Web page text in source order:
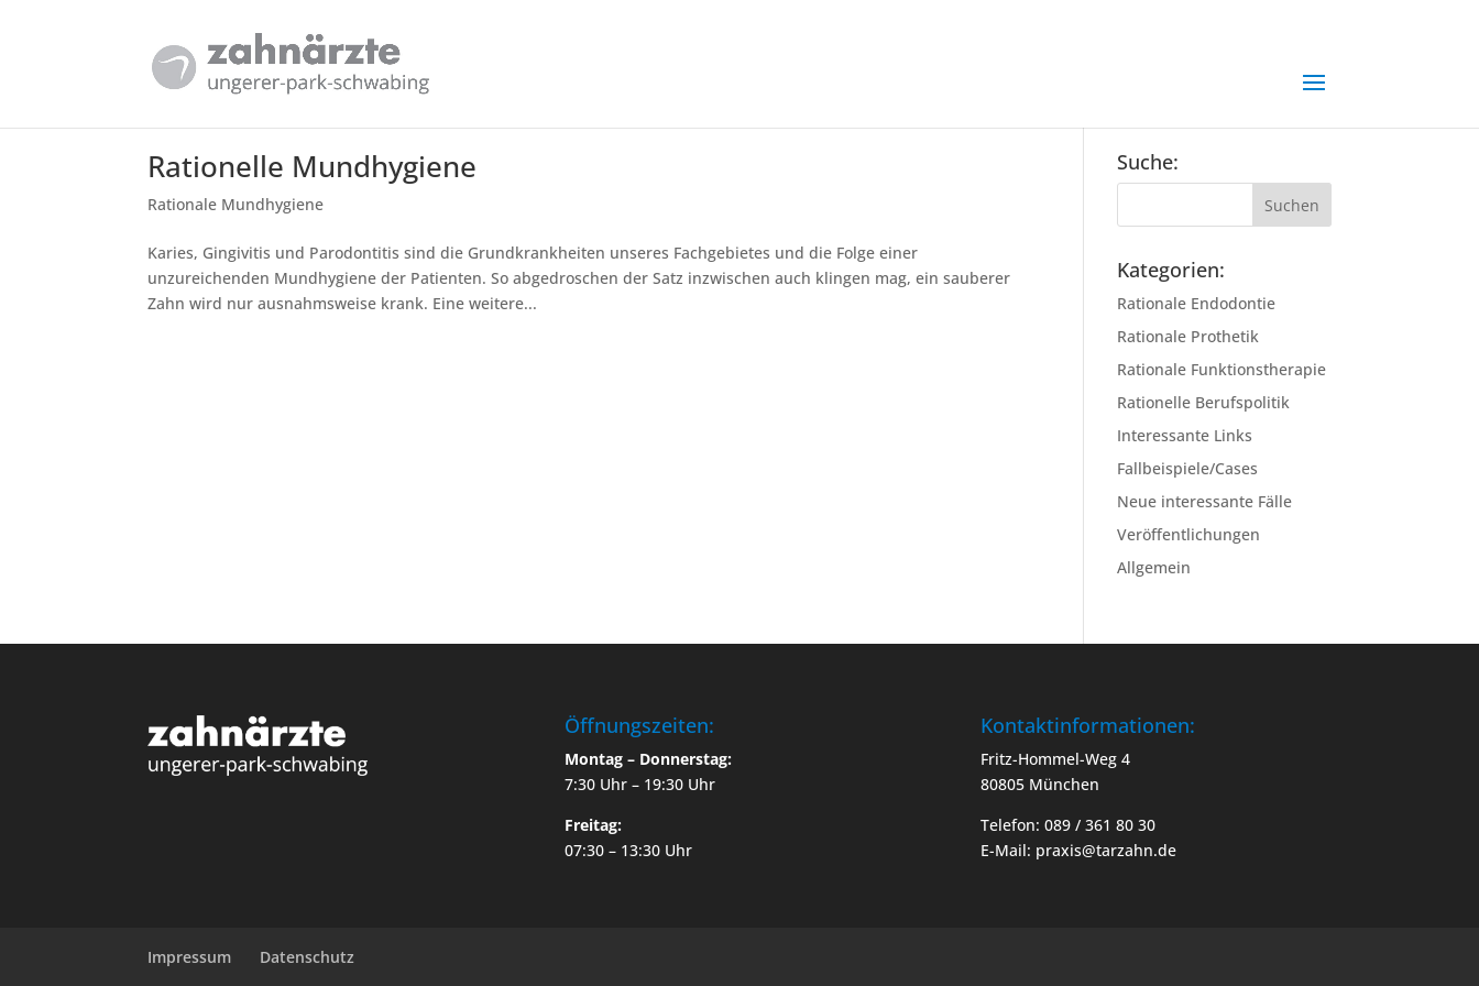
Rationelle Mundhygiene
Rationale Mundhygiene
Karies, Gingivitis und Parodontitis sind die Grundkrankheiten unseres Fachgebietes und die Folge einer
unzureichenden Mundhygiene der Patienten. So abgedroschen der Satz inzwischen auch klingen mag, ein sauberer
Zahn wird nur ausnahmsweise krank. Eine weitere...
Suche:
Kategorien:
Rationale Endodontie
Rationale Prothetik
Rationale Funktionstherapie
Rationelle Berufspolitik
Interessante Links
Fallbeispiele/Cases
Neue interessante Fälle
Veröffentlichungen
Allgemein
Öffnungszeiten:
Montag – Donnerstag:
7:30 Uhr – 19:30 Uhr
Freitag:
07:30 – 13:30 Uhr
Kontaktinformationen:
Fritz-Hommel-Weg 4
80805 München
Telefon: 089 / 361 80 30
E-Mail: praxis@tarzahn.de
Impressum Datenschutz